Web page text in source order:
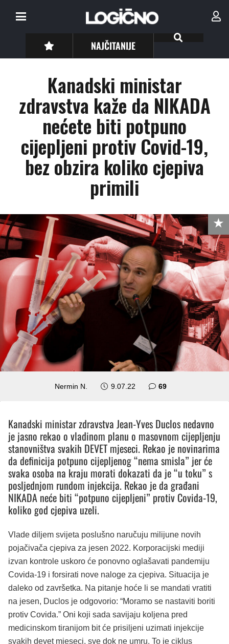
NAJČITANIJE
Kanadski ministar
zdravstva kaže da NIKADA
nećete biti potpuno
cijepljeni protiv Covid-19,
bez obzira koliko cjepiva
primili
Nermin N. 9.07.22 69komentara
Kanadski ministar zdravstva Jean-Yves Duclos nedavno
je jasno rekao o vladinom planu o masovnom cijepljenju
stanovništva svakih DEVET mjeseci. Rekao je novinarima
da definicija potpuno cijepljenog “nema smisla” jer će
svaka osoba na kraju morati dokazati da je “u toku” s
posljednjom rundom injekcija. Rekao je da građani
NIKADA neće biti “potpuno cijepljeni” protiv Covida-19,
koliko god cjepiva uzeli.
Vlade diljem svijeta poslušno naručuju milijune novih
pojačivača cjepiva za jesen 2022. Korporacijski mediji
izvan kontrole uskoro će ponovno oglašavati pandemiju
Covida-19 i forsirati nove naloge za cjepiva. Situacija je
daleko od završetka. Na pitanje hoće li se mandati vratiti
na jesen, Duclos je odgovorio: “Moramo se nastaviti boriti
protiv Covida.” Oni koji sada savijaju koljena pred
medicinskom tiranijom bit će prisiljeni uzimati injekcije
svakih devet mjeseci, sve dok ne umru. To je ciklus